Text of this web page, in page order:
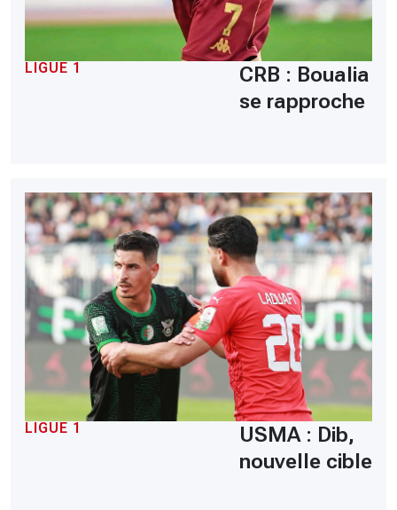
LIGUE 1
CRB : Boualia
se rapproche
LIGUE 1
USMA : Dib,
nouvelle cible